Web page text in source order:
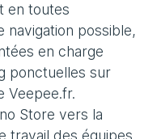
en toutes
navigation possible,
en charge
ponctuelles sur
Veepee.fr.
Store vers la
travail des équipes